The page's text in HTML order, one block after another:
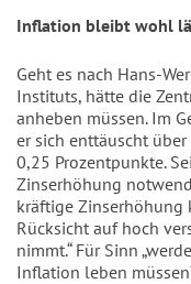
Inflation bleibt wohl
Geht es nach Hans-
Instituts, hätte die
anheben müssen. Im
er sich enttäuscht
0,25 Prozentpunkte.
Zinserhöhung
kräftige Zinserhöhung
Rücksicht auf hoch
nimmt.“ Für Sinn
Inflation leben